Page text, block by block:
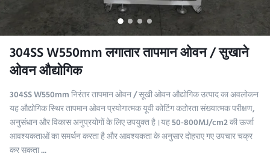
304SS W550mm लगातार तापमान ओवन / सुखाने
ओवन औद्योगिक
304SS W550mm निरंतर तापमान ओवन / सूखी ओवन औद्योगिक उत्पाद का अवलोकन
यह औद्योगिक स्थिर तापमान ओवन प्रयोगात्मक यूवी कोटिंग कठोरता संख्यात्मक परीक्षण,
अनुसंधान और विकास अनुप्रयोगों के लिए उपयुक्त है।यह 50-800MJ/cm2 की ऊर्जा
आवश्यकताओं का समर्थन करता है और आवश्यकता के अनुसार दोहराए गए उपचार चक्र
कर सकता ...